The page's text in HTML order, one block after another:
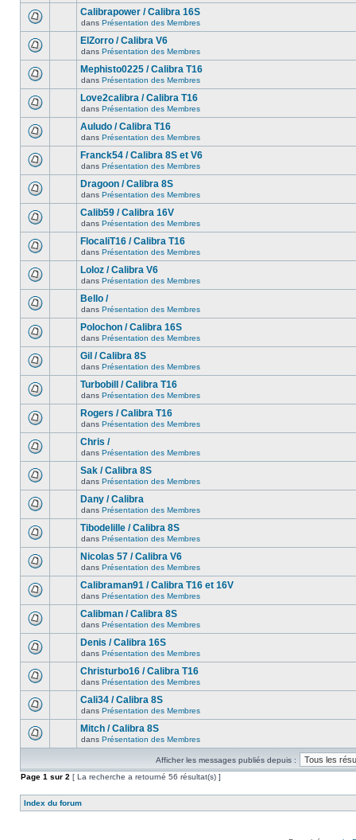
Calibrapower / Calibra 16S
dans Présentation des Membres
ElZorro / Calibra V6
dans Présentation des Membres
Mephisto0225 / Calibra T16
dans Présentation des Membres
Love2calibra / Calibra T16
dans Présentation des Membres
Auludo / Calibra T16
dans Présentation des Membres
Franck54 / Calibra 8S et V6
dans Présentation des Membres
Dragoon / Calibra 8S
dans Présentation des Membres
Calib59 / Calibra 16V
dans Présentation des Membres
FlocaliT16 / Calibra T16
dans Présentation des Membres
Loloz / Calibra V6
dans Présentation des Membres
Bello /
dans Présentation des Membres
Polochon / Calibra 16S
dans Présentation des Membres
Gil / Calibra 8S
dans Présentation des Membres
Turbobill / Calibra T16
dans Présentation des Membres
Rogers / Calibra T16
dans Présentation des Membres
Chris /
dans Présentation des Membres
Sak / Calibra 8S
dans Présentation des Membres
Dany / Calibra
dans Présentation des Membres
Tibodelille / Calibra 8S
dans Présentation des Membres
Nicolas 57 / Calibra V6
dans Présentation des Membres
Calibraman91 / Calibra T16 et 16V
dans Présentation des Membres
Calibman / Calibra 8S
dans Présentation des Membres
Denis / Calibra 16S
dans Présentation des Membres
Christurbo16 / Calibra T16
dans Présentation des Membres
Cali34 / Calibra 8S
dans Présentation des Membres
Mitch / Calibra 8S
dans Présentation des Membres
Afficher les messages publiés depuis :
Page 1 sur 2 [ La recherche a retourné 56 résultat(s) ]
Index du forum